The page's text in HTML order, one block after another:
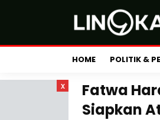
HOME POLITIK &
x
Fatwa
Siapkan